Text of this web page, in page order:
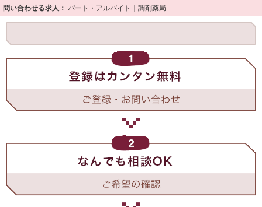
問い合わせる求人： パート・アルバイト｜調剤薬局